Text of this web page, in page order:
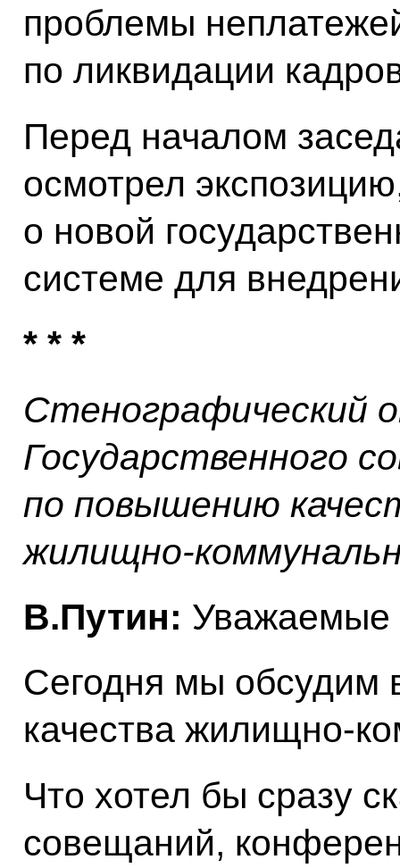
проблемы
по ликвидации
Перед началом
осмотрел
о новой
системе для
* * *
Стенографический
Государственного
по повышению
жилищно-
В.Путин: Уважаемые
Сегодня мы обсудим
качества жилищно-
Что хотел бы сразу
совещаний,